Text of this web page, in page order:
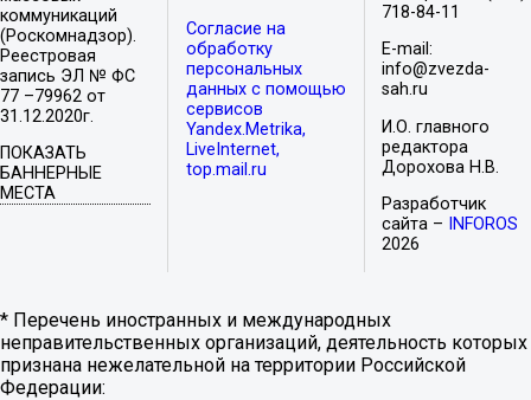
коммуникаций
(Роскомнадзор).
Реестровая
запись ЭЛ № ФС
77 –79962 от
31.12.2020г.
ПОКАЗАТЬ
БАННЕРНЫЕ
МЕСТА
Согласие на
обработку
персональных
данных с помощью
сервисов
Yandex.Metrika,
LiveInternet,
top.mail.ru
718-84-11
E-mail:
info@zvezda-
sah.ru
И.О. главного
редактора
Дорохова Н.В.
Разработчик
сайта –
INFOROS
2026
* Перечень иностранных и международных
неправительственных организаций, деятельность которых
признана нежелательной на территории Российской
Федерации: